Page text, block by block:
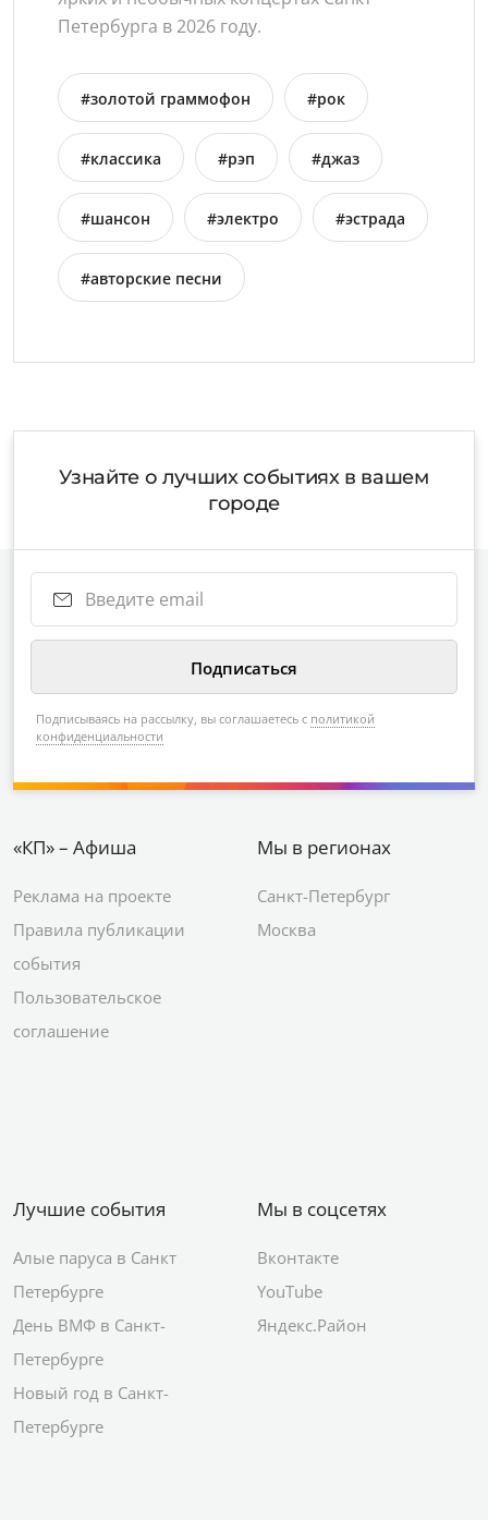
Петербурга в 2026 году.
#золотой граммофон #рок
#классика #рэп #джаз
#шансон #электро #эстрада
#авторские песни
Узнайте о лучших событиях в вашем
городе
Подписываясь на рассылку, вы соглашаетесь с политикой
конфиденциальности
«КП» – Афиша
Реклама на проекте
Правила публикации
события
Пользовательское
соглашение
Мы в регионах
Санкт-Петербург
Москва
Лучшие события
Алые паруса в Санкт
Петербурге
День ВМФ в Санкт-
Петербурге
Новый год в Санкт-
Петербурге
Мы в соцсетях
Вконтакте
YouTube
Яндекс.Район